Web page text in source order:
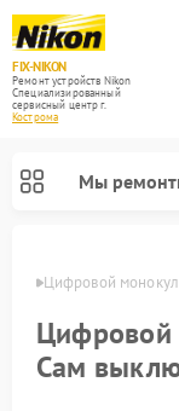
FIX-NIKON
Ремонт устройств Nikon
Специализированный
cервисный центр г.
Кострома
Мы
Цифровой
Цифровой
Сам